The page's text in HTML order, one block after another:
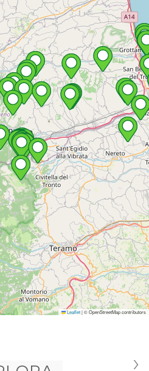
Leaflet|© OpenStreetMap contributors
›